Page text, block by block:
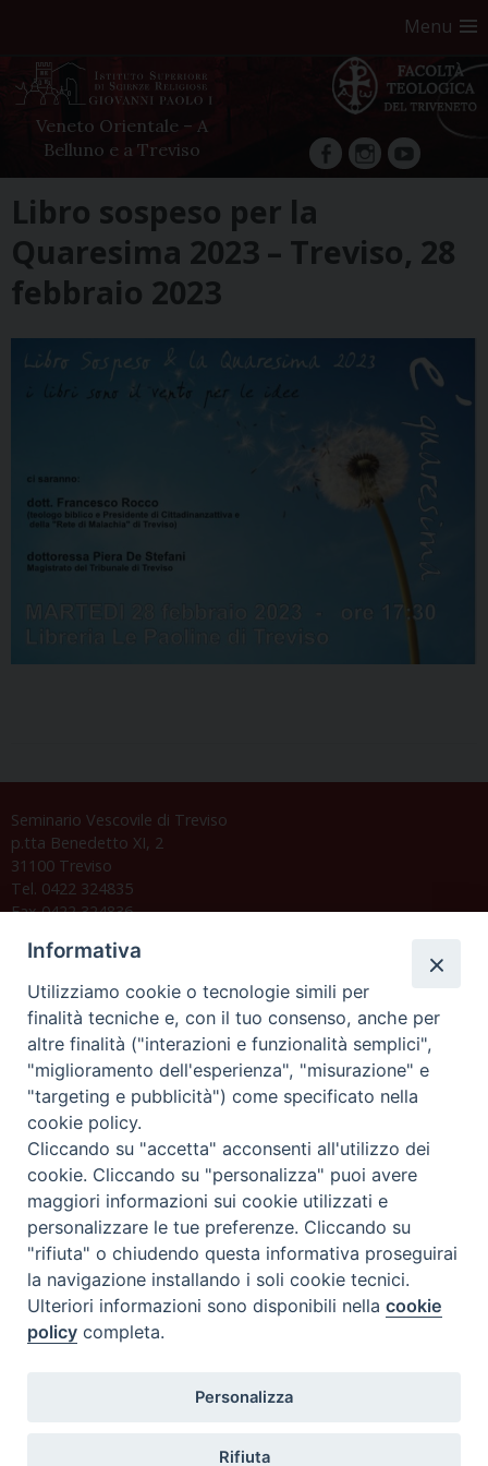
Menu
Veneto Orientale – A
Belluno e a Treviso
facebookInstagram
YouTube
content
Libro sospeso per la
Quaresima 2023 – Treviso, 28
febbraio 2023
Seminario Vescovile di Treviso
p.tta Benedetto XI, 2
31100 Treviso
Tel. 0422 324835
Fax 0422 324836
Orario di segreteria
Lunedì 17.30-19.30
Martedì 17.30-19.30
Mercoledì 17.30-19.30
Giovedì 17.30-19.30
Venerdì chiuso
Sabato 9.30-11.30
Privacy e sicurezza
Informativa
Utilizziamo cookie o tecnologie simili per
finalità tecniche e, con il tuo consenso, anche per
altre finalità ("interazioni e funzionalità semplici",
"miglioramento dell'esperienza", "misurazione" e
"targeting e pubblicità") come specificato nella
cookie policy.
Cliccando su "accetta" acconsenti all'utilizzo dei
cookie. Cliccando su "personalizza" puoi avere
maggiori informazioni sui cookie utilizzati e
personalizzare le tue preferenze. Cliccando su
"rifiuta" o chiudendo questa informativa proseguirai
la navigazione installando i soli cookie tecnici.
Ulteriori informazioni sono disponibili nellacookie
policy completa.
Personalizza
Rifiuta